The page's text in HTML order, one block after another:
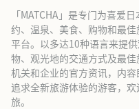
「MATCHA」是专门为喜爱
约、温泉、美食、购物和最
平台。以多达10种语言来提
物、观光地的交通方式及最
机关和企业的官方资讯，内容
追求全新旅游体验的游客，
旅。